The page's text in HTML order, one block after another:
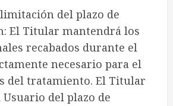
del plazo de
El Titular mantendrá los
recabados durante el
necesario para el
del tratamiento. El Titular
del plazo de